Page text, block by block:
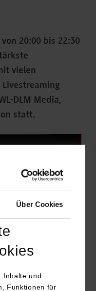
Über Cookies
Inhalte und
Funktionen für
20:00 bis 22:30
vielen
Livestreaming
DLM Media,
statt.
Leiter des Projekts zeigt